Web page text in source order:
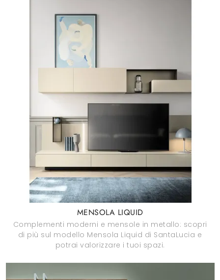
MENSOLA LIQUID
Complementi moderni e mensole in metallo: scopri
di più sul modello Mensola Liquid di SantaLucia e
potrai valorizzare i tuoi spazi.